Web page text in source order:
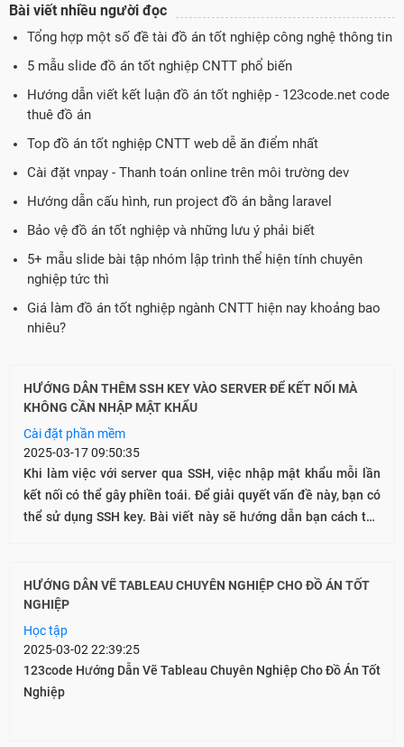
Bài viết nhiều người đọc
Tổng hợp một số đề tài đồ án tốt nghiệp công nghệ thông tin
5 mẫu slide đồ án tốt nghiệp CNTT phổ biến
Hướng dẫn viết kết luận đồ án tốt nghiệp - 123code.net code
thuê đồ án
Top đồ án tốt nghiệp CNTT web dễ ăn điểm nhất
Cài đặt vnpay - Thanh toán online trên môi trường dev
Hướng dẫn cấu hình, run project đồ án bằng laravel
Bảo vệ đồ án tốt nghiệp và những lưu ý phải biết
5+ mẫu slide bài tập nhóm lập trình thể hiện tính chuyên
nghiệp tức thì
Giá làm đồ án tốt nghiệp ngành CNTT hiện nay khoảng bao
nhiêu?
HƯỚNG DẪN THÊM SSH KEY VÀO SERVER ĐỂ KẾT NỐI MÀ
KHÔNG CẦN NHẬP MẬT KHẨU
Cài đặt phần mềm
2025-03-17 09:50:35
Khi làm việc với server qua SSH, việc nhập mật khẩu mỗi lần
kết nối có thể gây phiền toái. Để giải quyết vấn đề này, bạn có
thể sử dụng SSH key. Bài viết này sẽ hướng dẫn bạn cách tạo
HƯỚNG DẪN VẼ TABLEAU CHUYÊN NGHIỆP CHO ĐỒ ÁN TỐT
NGHIỆP
Học tập
2025-03-02 22:39:25
123code Hướng Dẫn Vẽ Tableau Chuyên Nghiệp Cho Đồ Án Tốt
Nghiệp